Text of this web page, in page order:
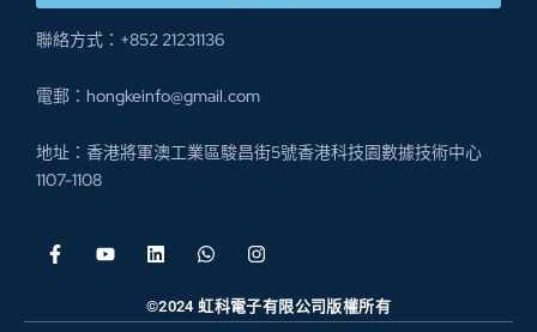
聯絡方式：+852 21231136
電郵：hongkeinfo@gmail.com
地址：香港將軍澳工業區駿昌街5號香港科技園數據技術中心
1107-1108
©2024 虹科電子有限公司版權所有